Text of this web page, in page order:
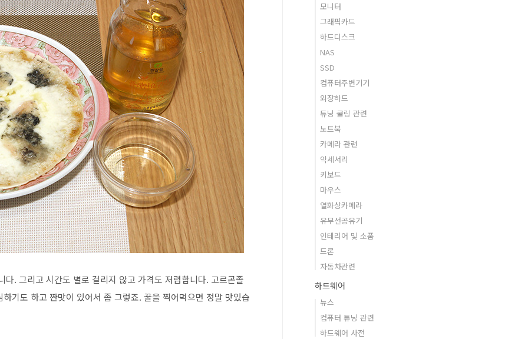
. 그리고 시간도 별로 걸리지 않고 가격도 저렴합니다. 고르곤졸
기도 하고 짠맛이 있어서 좀 그렇죠. 꿀을 찍어먹으면 정말 맛있습
모니터
그래픽카드
하드디스크
NAS
SSD
컴퓨터주변기기
외장하드
튜닝 쿨링 관련
노트북
카메라 관련
악세서리
키보드
마우스
열화상카메라
유무선공유기
인테리어 및 소품
드론
자동차관련
하드웨어
뉴스
컴퓨터 튜닝 관련
하드웨어 사전